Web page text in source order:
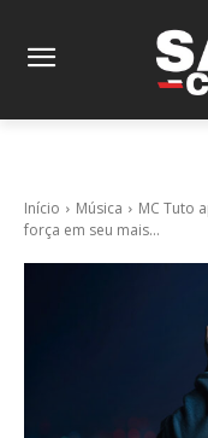
Início Música
MC Tuto
força em seu mais...